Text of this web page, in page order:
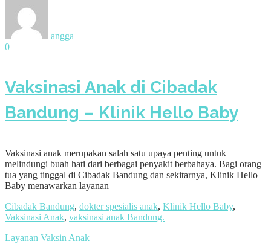
angga
0
Vaksinasi Anak di Cibadak
Bandung – Klinik Hello Baby
Vaksinasi anak merupakan salah satu upaya penting untuk
melindungi buah hati dari berbagai penyakit berbahaya. Bagi orang
tua yang tinggal di Cibadak Bandung dan sekitarnya, Klinik Hello
Baby menawarkan layanan
Cibadak Bandung, dokter spesialis anak, Klinik Hello Baby,
Vaksinasi Anak, vaksinasi anak Bandung.
Layanan Vaksin Anak